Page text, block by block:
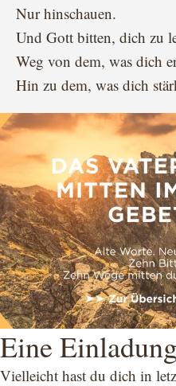
Nur hinschauen.
Und Gott bitten, dich zu
Weg von dem, was dich
Hin zu dem, was dich
Eine Einladung
Vielleicht hast du dich in